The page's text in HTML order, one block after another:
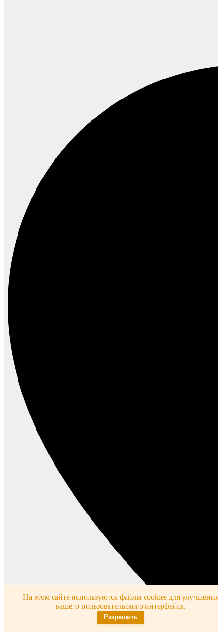
На этом сайте используются файлы cookies для улучшения
вашего пользовательского интерфейса.
Разрешить